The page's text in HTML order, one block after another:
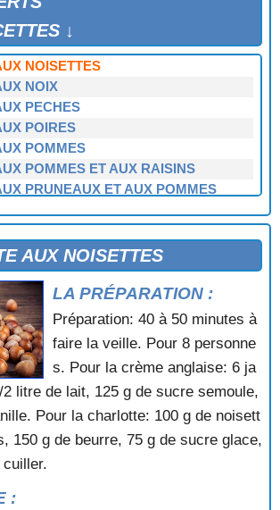
↓
FRUITS SECS
MARRONS
MARRONS GLACES
NOISETTES
NOIX
PECHES
POIRES
POMMES
POMMES ET AUX RAISINS
PRUNEAUX ET AUX POMMES
MACARONS AU CHOCOLAT
POIRES AU CASSIS
PRUNEAUX AUX ABRICOTS SECS
ARDECHOISE
AUX MARRONS
FROMAGE BLANC
AU CAFE
AUX NOISETTES
LA PRÉPARATION :
Préparation: 40 à 50 minutes à
faire la veille. Pour 8 personne
s. Pour la crème anglaise: 6 ja
litre de lait, 125 g de sucre semoule,
Pour la charlotte: 100 g de noisett
150 g de beurre, 75 g de sucre glace,
: